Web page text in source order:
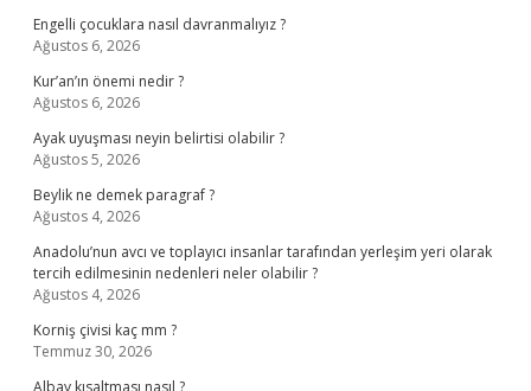
Engelli çocuklara nasıl davranmalıyız ?
Ağustos 6, 2026
Kur’an’ın önemi nedir ?
Ağustos 6, 2026
Ayak uyuşması neyin belirtisi olabilir ?
Ağustos 5, 2026
Beylik ne demek paragraf ?
Ağustos 4, 2026
Anadolu’nun avcı ve toplayıcı insanlar tarafından yerleşim yeri olarak
tercih edilmesinin nedenleri neler olabilir ?
Ağustos 4, 2026
Korniş çivisi kaç mm ?
Temmuz 30, 2026
Albay kısaltması nasıl ?